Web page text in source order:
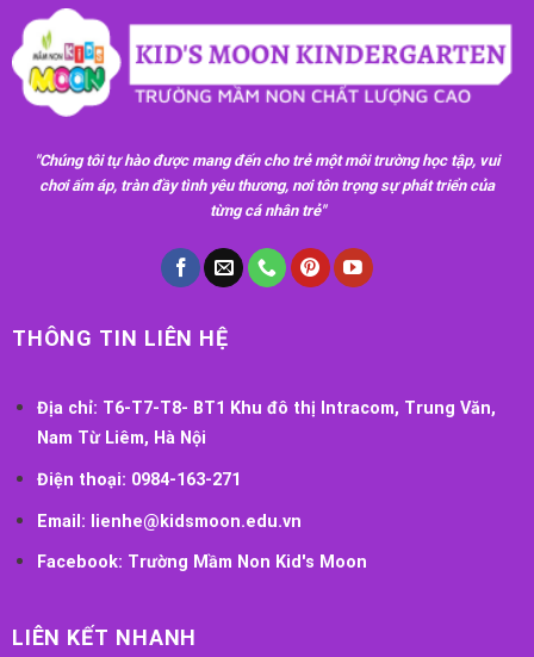
"Chúng tôi tự hào được mang đến cho trẻ một môi trường học tập, vui
chơi ấm áp, tràn đầy tình yêu thương, nơi tôn trọng sự phát triển của
từng cá nhân trẻ"
THÔNG TIN LIÊN HỆ
Địa chỉ: T6-T7-T8- BT1 Khu đô thị Intracom, Trung Văn,
Nam Từ Liêm, Hà Nội
Điện thoại: 0984-163-271
Email: lienhe@kidsmoon.edu.vn
Facebook: Trường Mầm Non Kid's Moon
LIÊN KẾT NHANH